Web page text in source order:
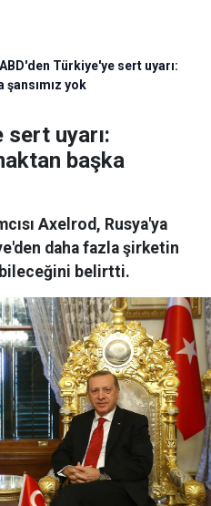
ABD'den Türkiye'ye sert uyarı:
şansımız yok
sert uyarı:
başka
Axelrod, Rusya'ya
daha fazla şirketin
belirtti.